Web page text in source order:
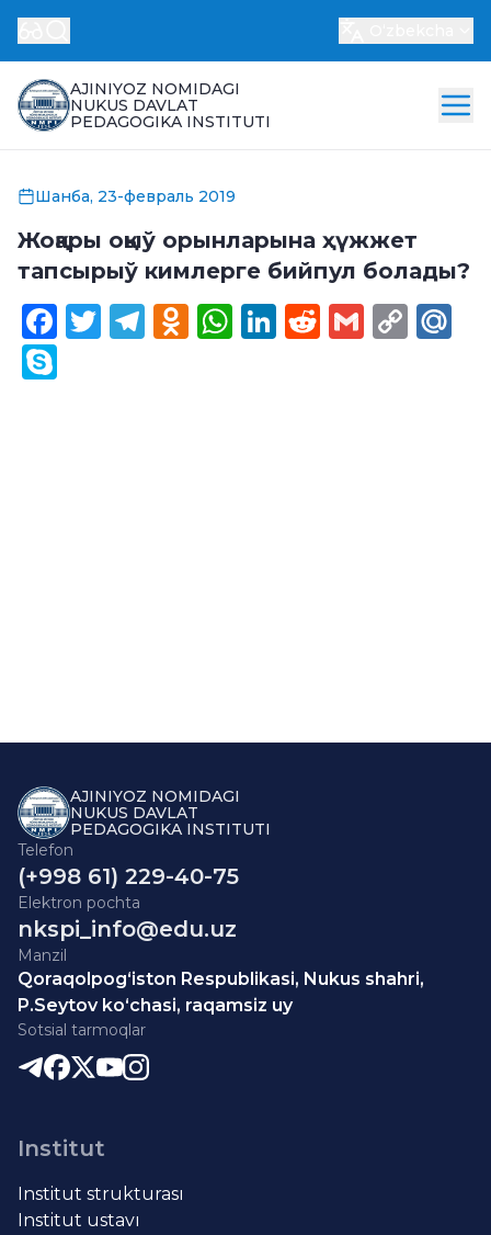
AJINIYOZ NOMIDAGI
NUKUS DAVLAT
PEDAGOGIKA INSTITUTI
Шанба, 23-февраль 2019
Жоқары оқыў орынларына ҳүжжет
тапсырыў кимлерге бийпул болады?
Facebook
Twitter
Telegram
Odnoklassniki
WhatsApp
LinkedIn
Reddit
Gmail
AJINIYOZ NOMIDAGI
NUKUS DAVLAT
PEDAGOGIKA INSTITUTI
Telefon
(+998 61) 229-40-75
Elektron pochta
nkspi_info@edu.uz
Manzil
Qoraqolpog‘iston Respublikasi, Nukus shahri,
P.Seytov ko‘chasi, raqamsiz uy
Sotsial tarmoqlar
Institut
Institut strukturası
Institut ustavı